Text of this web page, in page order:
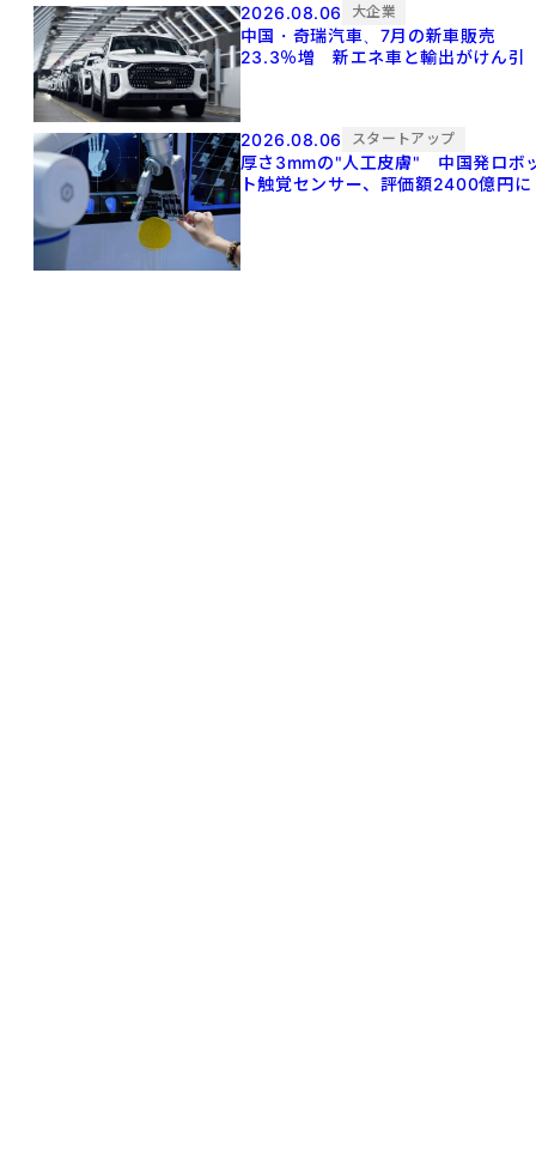
2026.08.06 大企業
中国・奇瑞汽車、7月の新車販売
23.3％増 新エネ車と輸出がけん引
2026.08.06 スタートアップ
厚さ3mmの"人工皮膚" 中国発ロボ
ト触覚センサー、評価額2400億円に